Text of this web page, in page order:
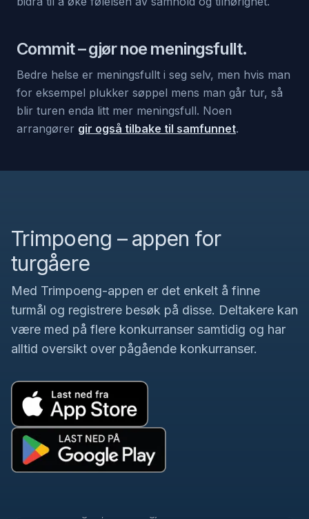
Commit– gjør noe meningsfullt.
Bedre helse er meningsfullt i seg selv, men hvis man
for eksempel plukker søppel mens man går tur, så
blir turen enda litt mer meningsfull. Noen
arrangører gir også tilbake til samfunnet.
Trimpoeng – appen for
turgåere
Med Trimpoeng-appen er det enkelt å finne
turmål og registrere besøk på disse. Deltakere kan
være med på flere konkurranser samtidig og har
alltid oversikt over pågående konkurranser.